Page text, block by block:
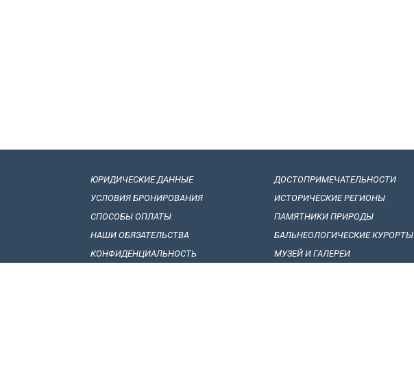
ЮРИДИЧЕСКИЕ ДАННЫЕ
УСЛОВИЯ БРОНИРОВАНИЯ
СПОСОБЫ ОПЛАТЫ
НАШИ ОБЯЗАТЕЛЬСТВА
КОНФИДЕНЦИАЛЬНОСТЬ
ДОСТОПРИМЕЧАТЕЛЬНОСТИ
ИСТОРИЧЕСКИЕ РЕГИОНЫ
ПАМЯТНИКИ ПРИРОДЫ
БАЛЬНЕОЛОГИЧЕСКИЕ КУРОРТЫ
МУЗЕЙ И ГАЛЕРЕИ